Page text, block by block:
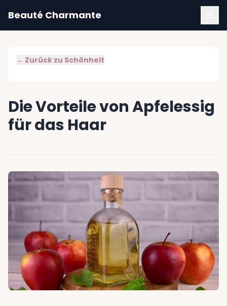
Beauté Charmante
← Zurück zu Schönheit
Die Vorteile von Apfelessig
für das Haar